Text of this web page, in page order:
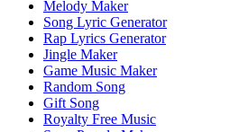
Melody Maker
Song Lyric Generator
Rap Lyrics Generator
Jingle Maker
Game Music Maker
Random Song
Gift Song
Royalty Free Music